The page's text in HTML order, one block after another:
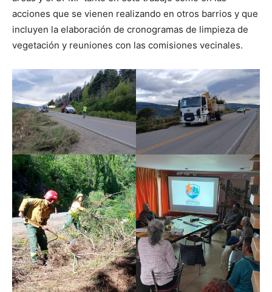
acciones que se vienen realizando en otros barrios y que
incluyen la elaboración de cronogramas de limpieza de
vegetación y reuniones con las comisiones vecinales.